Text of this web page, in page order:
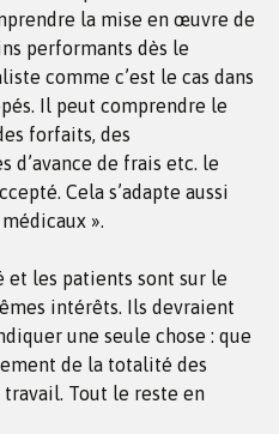
la mise en œuvre de
performants dès le
comme c’est le cas dans
Il peut comprendre le
forfaits, des
d’avance de frais etc. le
Cela s’adapte aussi
».
et les patients sont sur le
intérêts. Ils devraient
une seule chose : que
de la totalité des
travail. Tout le reste en